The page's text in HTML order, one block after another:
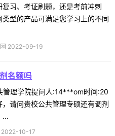
复习、考证刷题，还是考前冲刺
类型的产品可满足您学习上的不同
网 2022-09-19
名额吗
管理学院提问人:14***om时间:20
请问贵校公共管理专硕还有调剂
...
2022-10-17